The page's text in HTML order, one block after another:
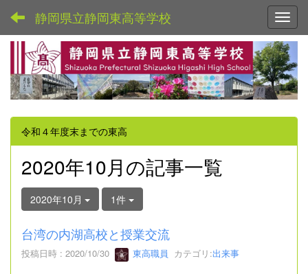
静岡県立静岡東高等学校
令和４年度末までの東高
2020年10月の記事一覧
2020年10月 1件
台湾の内湖高校と授業交流
投稿日時 : 2020/10/30 東高職員 カテゴリ:出来事